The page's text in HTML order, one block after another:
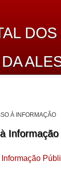
Abertos
À INFORMAÇÃO
Informação